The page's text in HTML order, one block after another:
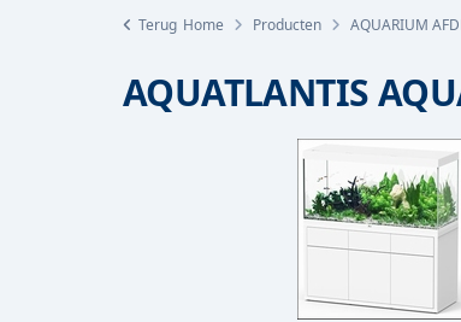
Terug Home Producten AQUARIUM
AQUATLANTIS